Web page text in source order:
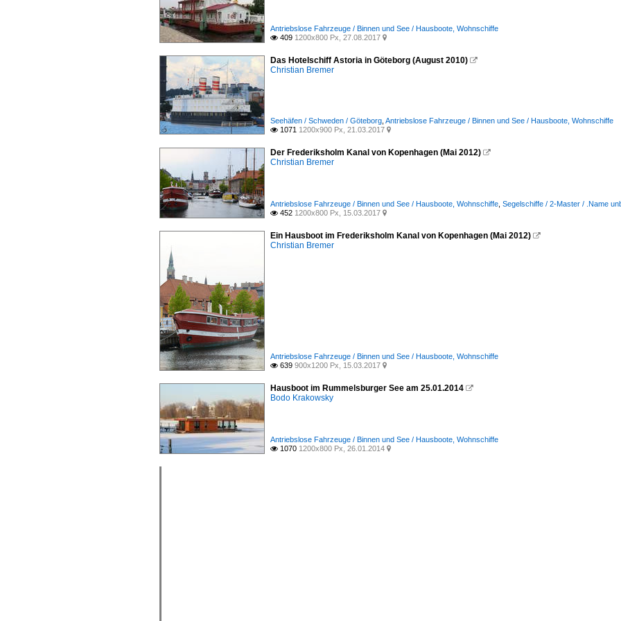
Antriebslose Fahrzeuge / Binnen und See / Hausboote, Wohnschiffe
 409 1200x800 Px, 27.08.2017 
Das Hotelschiff Astoria in Göteborg (August 2010) 
Christian Bremer
Seehäfen / Schweden / Göteborg Antriebslose Fahrzeuge / Binnen und See / Hausboote, Wohnschiffe
 1071 1200x900 Px, 21.03.2017 
Der Frederiksholm Kanal von Kopenhagen (Mai 2012) 
Christian Bremer
Antriebslose Fahrzeuge / Binnen und See / Hausboote, Wohnschiffe Segelschiffe / 2-Master / .Name
 452 1200x800 Px, 15.03.2017 
Ein Hausboot im Frederiksholm Kanal von Kopenhagen (Mai 2012) 
Christian Bremer
Antriebslose Fahrzeuge / Binnen und See / Hausboote, Wohnschiffe
 639 900x1200 Px, 15.03.2017 
Hausboot im Rummelsburger See am 25.01.2014 
Bodo Krakowsky
Antriebslose Fahrzeuge / Binnen und See / Hausboote, Wohnschiffe
 1070 1200x800 Px, 26.01.2014 